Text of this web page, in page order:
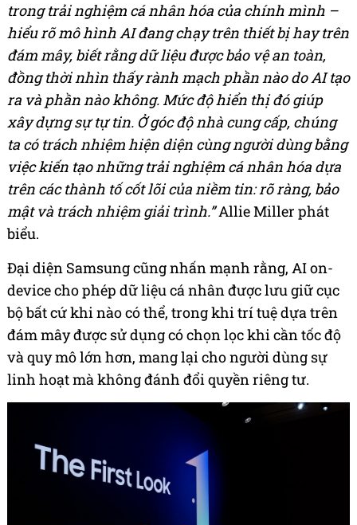
trong trải nghiệm cá nhân hóa của chính mình –
hiểu rõ mô hình AI đang chạy trên thiết bị hay trên
đám mây, biết rằng dữ liệu được bảo vệ an toàn,
đồng thời nhìn thấy rành mạch phần nào do AI tạo
ra và phần nào không. Mức độ hiển thị đó giúp
xây dựng sự tự tin. Ở góc độ nhà cung cấp, chúng
ta có trách nhiệm hiện diện cùng người dùng bằng
việc kiến tạo những trải nghiệm cá nhân hóa dựa
trên các thành tố cốt lõi của niềm tin: rõ ràng, bảo
mật và trách nhiệm giải trình.”Allie Miller phát
biểu.
Đại diện Samsung cũng nhấn mạnh rằng, AI on-
device cho phép dữ liệu cá nhân được lưu giữ cục
bộ bất cứ khi nào có thể, trong khi trí tuệ dựa trên
đám mây được sử dụng có chọn lọc khi cần tốc độ
và quy mô lớn hơn, mang lại cho người dùng sự
linh hoạt mà không đánh đổi quyền riêng tư.